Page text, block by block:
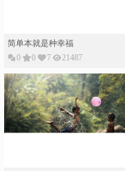
简单本就是种幸福
0
0 7 21487